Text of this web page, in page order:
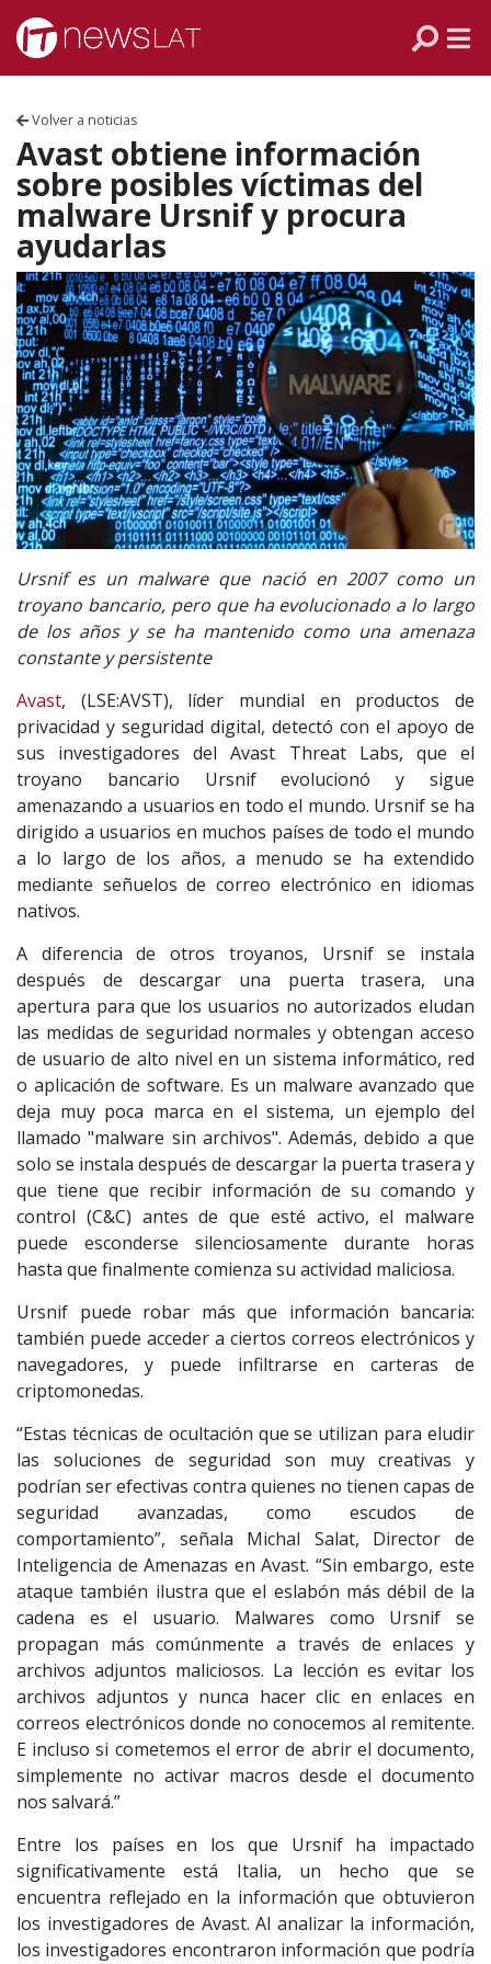
Skip to content
Volver a noticias
Avast obtiene información
sobre posibles víctimas del
malware Ursnif y procura
ayudarlas
Ursnif es un malware que nació en 2007 como un
troyano bancario, pero que ha evolucionado a lo largo
de los años y se ha mantenido como una amenaza
constante y persistente
Avast, (LSE:AVST), líder mundial en productos de
privacidad y seguridad digital, detectó con el apoyo de
sus investigadores del Avast Threat Labs, que el
troyano bancario Ursnif evolucionó y sigue
amenazando a usuarios en todo el mundo. Ursnif se ha
dirigido a usuarios en muchos países de todo el mundo
a lo largo de los años, a menudo se ha extendido
mediante señuelos de correo electrónico en idiomas
nativos.
A diferencia de otros troyanos, Ursnif se instala
después de descargar una puerta trasera, una
apertura para que los usuarios no autorizados eludan
las medidas de seguridad normales y obtengan acceso
de usuario de alto nivel en un sistema informático, red
o aplicación de software. Es un malware avanzado que
deja muy poca marca en el sistema, un ejemplo del
llamado "malware sin archivos". Además, debido a que
solo se instala después de descargar la puerta trasera y
que tiene que recibir información de su comando y
control (C&C) antes de que esté activo, el malware
puede esconderse silenciosamente durante horas
hasta que finalmente comienza su actividad maliciosa.
Ursnif puede robar más que información bancaria:
también puede acceder a ciertos correos electrónicos y
navegadores, y puede infiltrarse en carteras de
criptomonedas.
“Estas técnicas de ocultación que se utilizan para eludir
las soluciones de seguridad son muy creativas y
podrían ser efectivas contra quienes no tienen capas de
seguridad avanzadas, como escudos de
comportamiento”, señala Michal Salat, Director de
Inteligencia de Amenazas en Avast. “Sin embargo, este
ataque también ilustra que el eslabón más débil de la
cadena es el usuario. Malwares como Ursnif se
propagan más comúnmente a través de enlaces y
archivos adjuntos maliciosos. La lección es evitar los
archivos adjuntos y nunca hacer clic en enlaces en
correos electrónicos donde no conocemos al remitente.
E incluso si cometemos el error de abrir el documento,
simplemente no activar macros desde el documento
nos salvará.”
Entre los países en los que Ursnif ha impactado
significativamente está Italia, un hecho que se
encuentra reflejado en la información que obtuvieron
los investigadores de Avast. Al analizar la información,
los investigadores encontraron información que podría
VENEZUELA
ECUADOR
CHILE
ARGENTINA
MÉXICO